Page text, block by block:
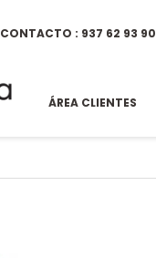
CONTACTO : 937 62 93 90
ÁREA CLIENTES